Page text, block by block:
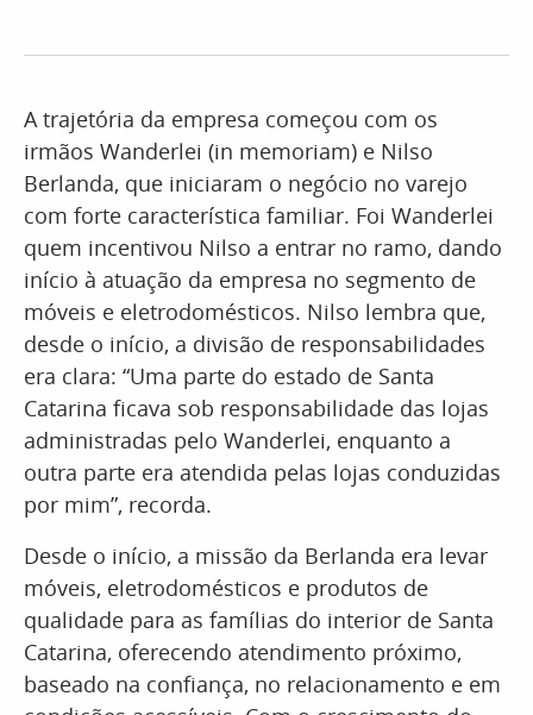
A trajetória da empresa começou com os
irmãos Wanderlei (in memoriam) e Nilso
Berlanda, que iniciaram o negócio no varejo
com forte característica familiar. Foi Wanderlei
quem incentivou Nilso a entrar no ramo, dando
início à atuação da empresa no segmento de
móveis e eletrodomésticos. Nilso lembra que,
desde o início, a divisão de responsabilidades
era clara: “Uma parte do estado de Santa
Catarina ficava sob responsabilidade das lojas
administradas pelo Wanderlei, enquanto a
outra parte era atendida pelas lojas conduzidas
por mim”, recorda.
Desde o início, a missão da Berlanda era levar
móveis, eletrodomésticos e produtos de
qualidade para as famílias do interior de Santa
Catarina, oferecendo atendimento próximo,
baseado na confiança, no relacionamento e em